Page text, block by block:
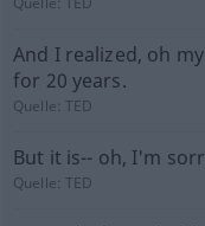
And I realized, oh
for 20 years.
Quelle:TED
But it is-- oh, I'm
Quelle:TED